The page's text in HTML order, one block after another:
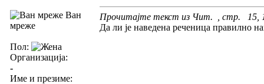
Ван
мреже
Пол:
Организација:
-
Име и презиме:
Прочитајте текст из Чит. , стр. 15,
Да ли је наведена реченица правилно